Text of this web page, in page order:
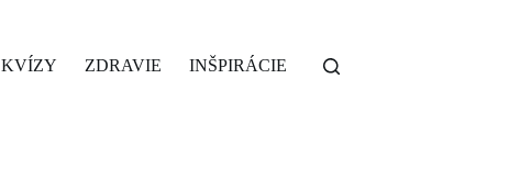
KVÍZY ZDRAVIE INŠPIRÁCIE